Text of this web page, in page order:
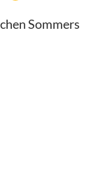
Sommers